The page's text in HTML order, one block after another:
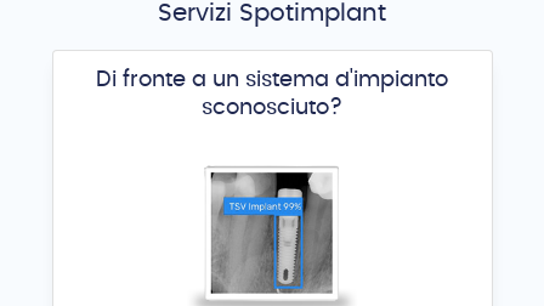
Servizi Spotimplant
Di fronte a un sistema d'impianto
sconosciuto?